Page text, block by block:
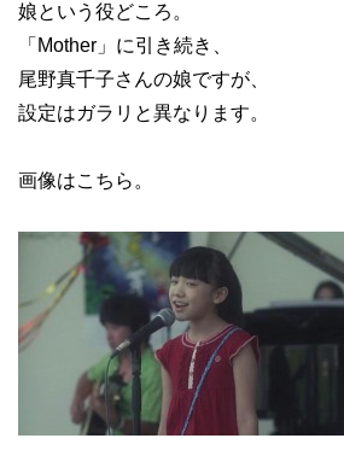
娘という役どころ。
「Mother」に引き続き、
尾野真千子さんの娘ですが、
設定はガラリと異なります。
画像はこちら。